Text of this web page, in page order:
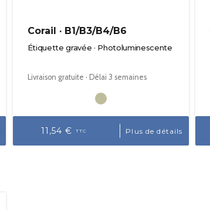
Corail · B1/B3/B4/B6
Étiquette gravée · Photoluminescente
Livraison gratuite · Délai 3 semaines
11,54 € TTC Plus de détails